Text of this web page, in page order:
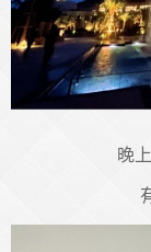
晚